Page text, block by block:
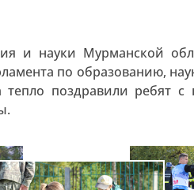
и науки Мурманской
по образованию,
поздравили ребят с